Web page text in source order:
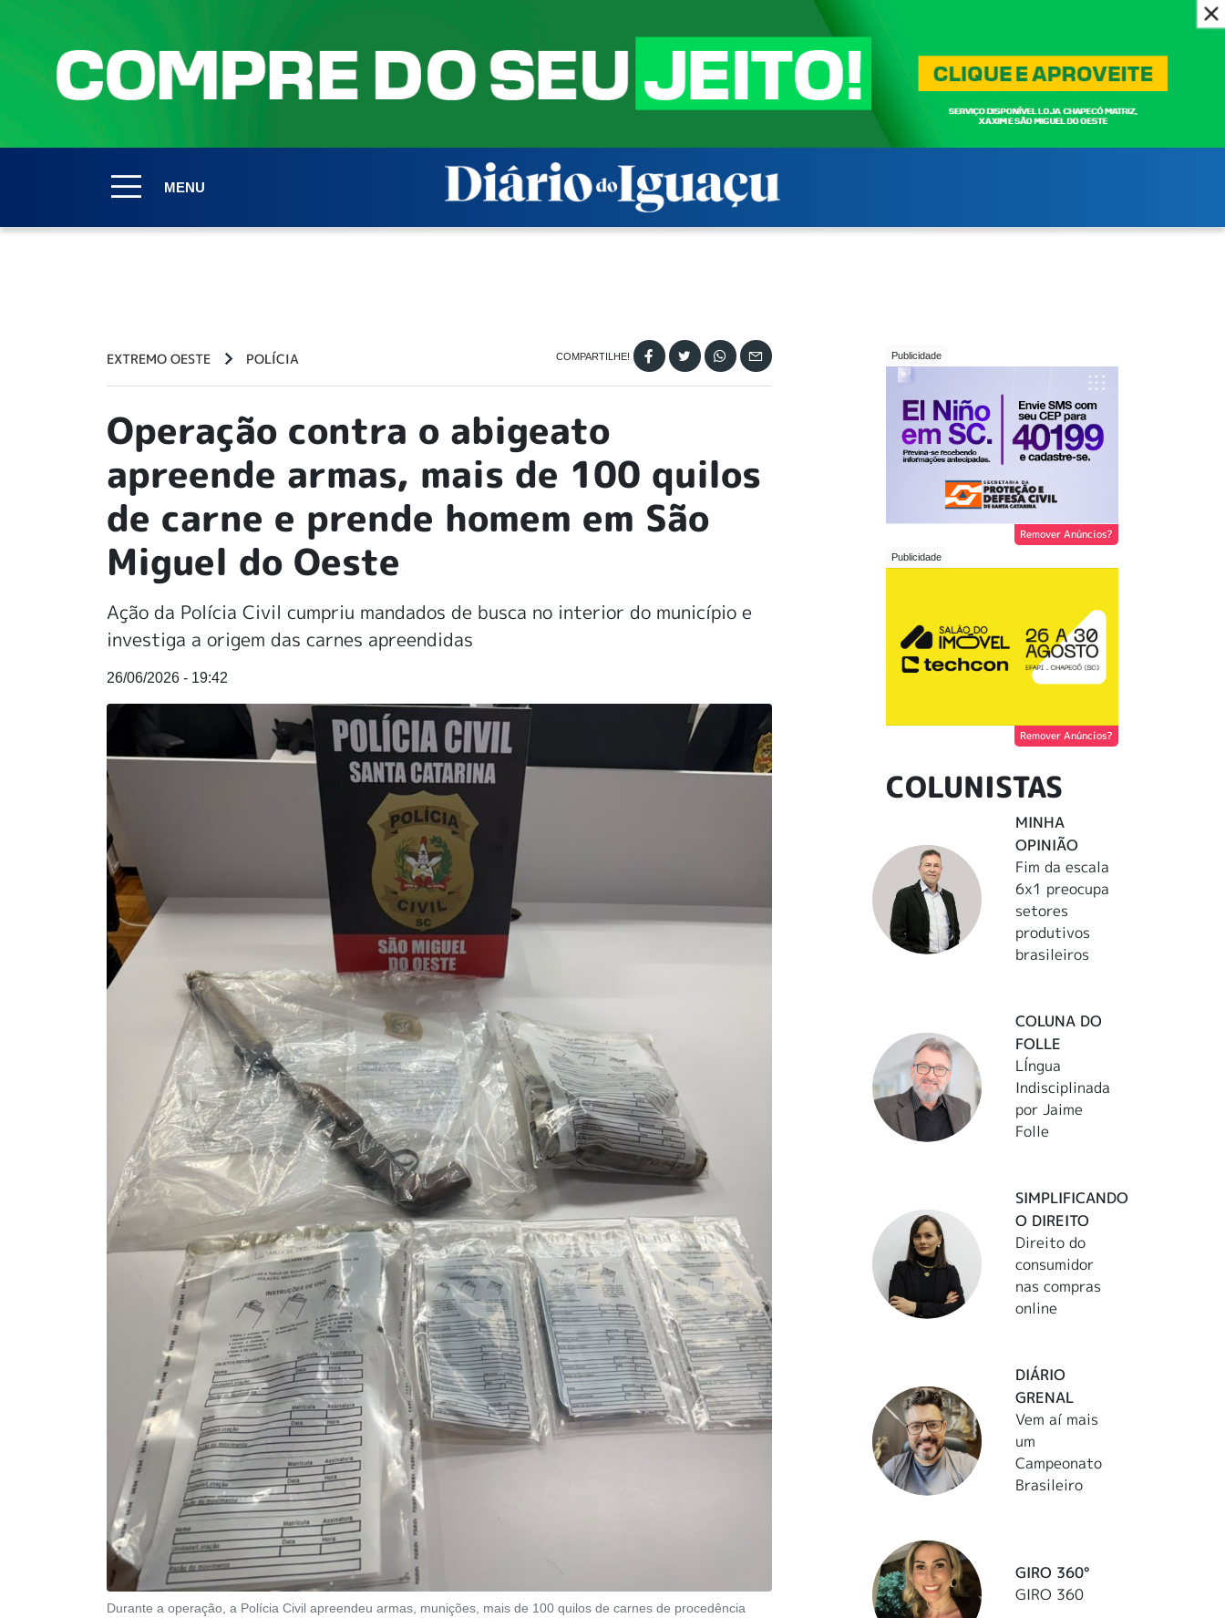
MENU
EXTREMO OESTE POLÍCIA
Operação contra o abigeato
apreende armas, mais de 100 quilos
de carne e prende homem em São
Miguel do Oeste
Ação da Polícia Civil cumpriu mandados de busca no interior do município e
investiga a origem das carnes apreendidas
26/06/2026 - 19:42
Durante a operação, a Polícia Civil apreendeu armas, munições, mais de 100 quilos de carnes de procedência
Remover Anúncios?
Remover Anúncios?
COLUNISTAS
MINHA
OPINIÃO
Fim da escala
6x1 preocupa
setores
produtivos
brasileiros
COLUNA DO
FOLLE
LÍngua
Indisciplinada
por Jaime
Folle
SIMPLIFICANDO
O DIREITO
Direito do
consumidor
nas compras
online
DIÁRIO
GRENAL
Vem aí mais
um
Campeonato
Brasileiro
GIRO 360°
GIRO 360